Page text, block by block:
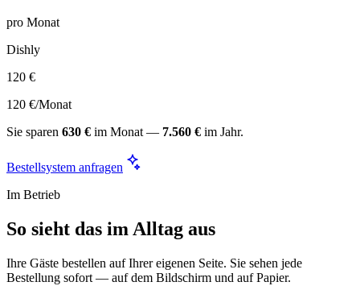
pro Monat
Dishly
120 €
120 €/Monat
Sie sparen 630 € im Monat — 7.560 € im Jahr.
Bestellsystem anfragen
Im Betrieb
So sieht das im Alltag aus
Ihre Gäste bestellen auf Ihrer eigenen Seite. Sie sehen jede
Bestellung sofort — auf dem Bildschirm und auf Papier.